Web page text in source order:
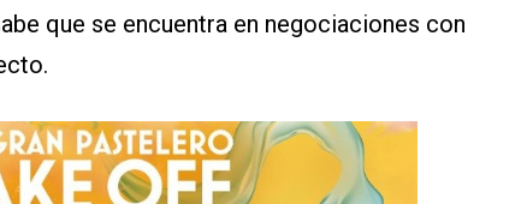
que se encuentra en negociaciones con